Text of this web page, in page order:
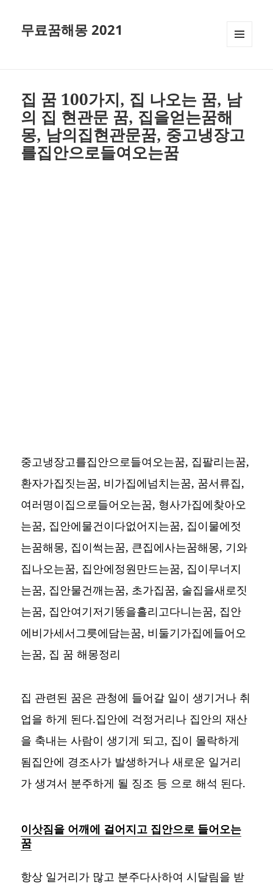
무료꿈해몽 2021
집 꿈 100가지, 집 나오는 꿈, 남
의 집 현관문 꿈, 집을얻는꿈해
몽, 남의집현관문꿈, 중고냉장고
를집안으로들여오는꿈
중고냉장고를집안으로들여오는꿈, 집팔리는꿈,
환자가집짓는꿈, 비가집에넘치는꿈, 꿈서류집,
여러명이집으로들어오는꿈, 형사가집에찾아오
는꿈, 집안에물건이다없어지는꿈, 집이물에젓
는꿈해몽, 집이썩는꿈, 큰집에사는꿈해몽, 기와
집나오는꿈, 집안에정원만드는꿈, 집이무너지
는꿈, 집안물건깨는꿈, 초가집꿈, 술집을새로짓
는꿈, 집안여기저기똥을흘리고다니는꿈, 집안
에비가세서그릇에담는꿈, 비둘기가집에들어오
는꿈, 집 꿈 해몽정리
집 관련된 꿈은 관청에 들어갈 일이 생기거나 취
업을 하게 된다.집안에 걱정거리나 집안의 재산
을 축내는 사람이 생기게 되고, 집이 몰락하게
됨집안에 경조사가 발생하거나 새로운 일거리
가 생겨서 분주하게 될 징조 등 으로 해석 된다.
이삿짐을 어깨에 걸어지고 집안으로 들어오는
꿈
항상 일거리가 많고 분주다사하여 시달림을 받